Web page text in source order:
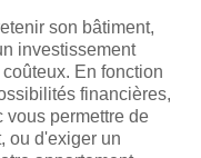
son bâtiment,
investissement
En fonction
financières,
vous permettre de
ou d'exiger un